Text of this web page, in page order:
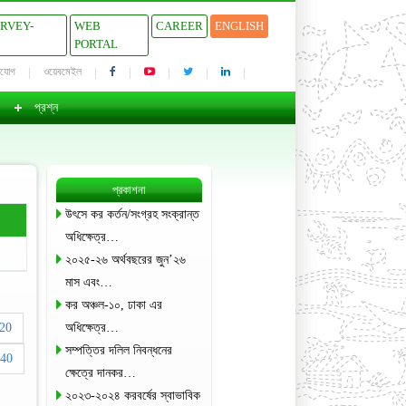
WEB
PORTAL
CAREER ENGLISH
ওয়েবমেইল
প্রশ্ন
20
40
প্রকাশনা
উৎসে কর কর্তন/সংগ্রহ সংক্রান্ত
অধিক্ষেত্র…
২০২৫-২৬ অর্থবছরের জুন’২৬
মাস এবং…
কর অঞ্চল-১০, ঢাকা এর
অধিক্ষেত্র…
সম্পত্তির দলিল নিবন্ধনের
ক্ষেত্রে দানকর…
২০২৩-২০২৪ করবর্ষের স্বাভাবিক